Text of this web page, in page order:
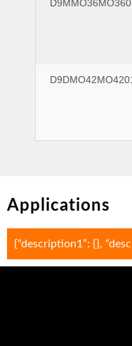
Applications
{“description1”: {},